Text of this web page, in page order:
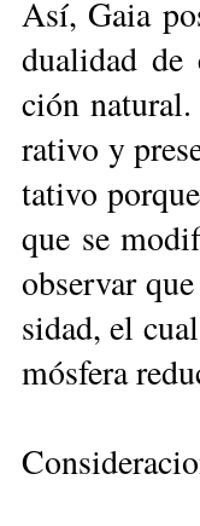
Así, Gaia
dua­li­dad de
ción
ra­ti­vo y
ta­ti­vo
que se
ob­ser­var
si­dad, el
mós­fe­ra